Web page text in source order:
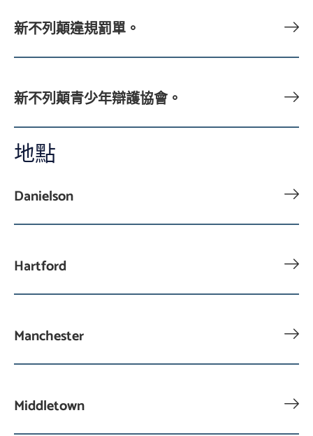
新不列顛違規罰單。
新不列顛青少年辯護協會。
地點
Danielson
Hartford
Manchester
Middletown